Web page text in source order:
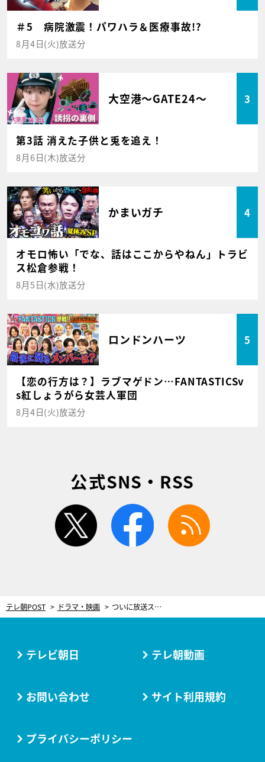
＃5 病院激震！パワハラ＆医療事故!?
8月4日(火)放送分
大空港～GATE24～ 3
第3話 消えた子供と兎を追え！
8月6日(木)放送分
かまいガチ 4
オモロ怖い「でな、話はここからやねん」トラビ
ス松倉参戦！
8月5日(水)放送分
ロンドンハーツ 5
【恋の行方は？】ラブマゲドン…FANTASTICSv
s紅しょうがら女芸人軍団
8月4日(火)放送分
公式SNS・RSS
twitter facebook
テレ朝POST ドラマ・映画 ついに放送スタート！大橋和也×渋谷凪咲、胸キュン“スパイ・ラブコメ”『リベンジ・スパイ』
テレビ朝日 テレ朝動画
お問い合わせ サイト利用規約
プライバシーポリシー